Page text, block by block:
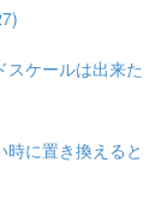
スケールは出来た
に置き換えると